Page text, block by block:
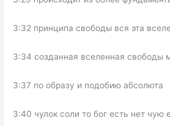
3:32 принципа свободы вся эта
3:34 созданная вселенная свободы
3:37 по образу и подобию абсолюта
3:40 чулок соли то бог есть нет чую